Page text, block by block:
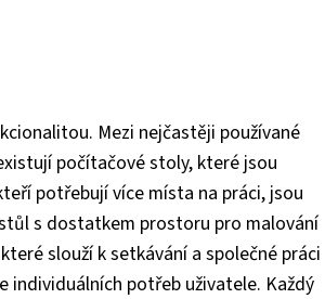
Mezi nejčastěji používané
počítačové stoly, které jsou
potřebují více místa na práci, jsou
s dostatkem prostoru pro malování
slouží k setkávání a společné práci
individuálních potřeb uživatele. Každý